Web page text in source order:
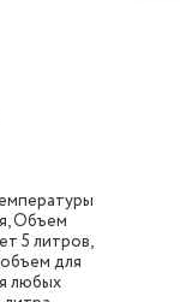
Объем
5 литров,
для
любых